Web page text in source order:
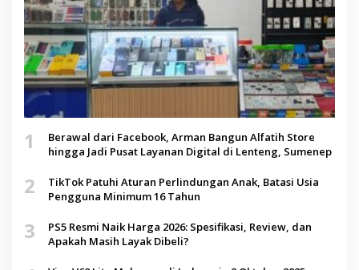
1
Berawal dari Facebook, Arman Bangun Alfatih Store
hingga Jadi Pusat Layanan Digital di Lenteng, Sumenep
2
TikTok Patuhi Aturan Perlindungan Anak, Batasi Usia
Pengguna Minimum 16 Tahun
3
PS5 Resmi Naik Harga 2026: Spesifikasi, Review, dan
Apakah Masih Layak Dibeli?